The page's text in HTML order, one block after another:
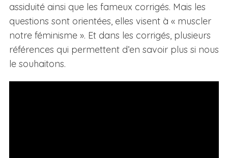
assiduité ainsi que les fameux corrigés. Mais les
questions sont orientées, elles visent à « muscler
notre féminisme ». Et dans les corrigés, plusieurs
références qui permettent d’en savoir plus si nous
le souhaitons.